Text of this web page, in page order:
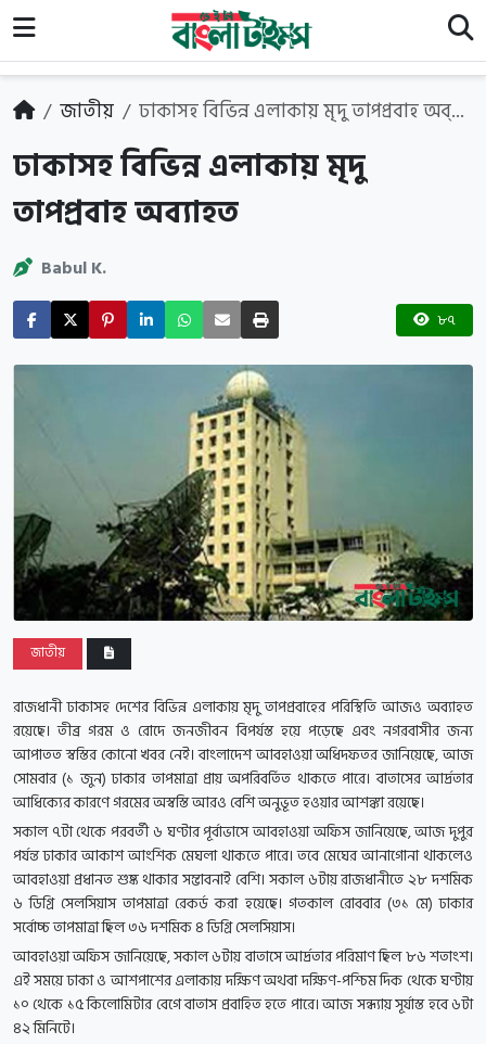
জাতীয় ঢাকাসহ বিভিন্ন এলাকায় মৃদু তাপপ্রবাহ অব্...
ঢাকাসহ বিভিন্ন এলাকায় মৃদু
তাপপ্রবাহ অব্যাহত
Babul K.
৮৭
জাতীয়
রাজধানী ঢাকাসহ দেশের বিভিন্ন এলাকায় মৃদু তাপপ্রবাহের পরিস্থিতি আজও অব্যাহত
রয়েছে। তীব্র গরম ও রোদে জনজীবন বিপর্যস্ত হয়ে পড়েছে এবং নগরবাসীর জন্য
আপাতত স্বস্তির কোনো খবর নেই।বাংলাদেশ আবহাওয়া অধিদফতর জানিয়েছে, আজ
সোমবার (১ জুন) ঢাকার তাপমাত্রা প্রায় অপরিবর্তিত থাকতে পারে। বাতাসের আর্দ্রতার
আধিক্যের কারণে গরমের অস্বস্তি আরও বেশি অনুভূত হওয়ার আশঙ্কা রয়েছে।
সকাল ৭টা থেকে পরবর্তী ৬ ঘণ্টার পূর্বাভাসে আবহাওয়া অফিস জানিয়েছে, আজ দুপুর
পর্যন্ত ঢাকার আকাশ আংশিক মেঘলা থাকতে পারে। তবে মেঘের আনাগোনা থাকলেও
আবহাওয়া প্রধানত শুষ্ক থাকার সম্ভাবনাই বেশি। সকাল ৬টায় রাজধানীতে ২৮ দশমিক
৬ ডিগ্রি সেলসিয়াস তাপমাত্রা রেকর্ড করা হয়েছে। গতকাল রোববার (৩১ মে) ঢাকার
সর্বোচ্চ তাপমাত্রা ছিল ৩৬ দশমিক ৪ ডিগ্রি সেলসিয়াস।
আবহাওয়া অফিস জানিয়েছে, সকাল ৬টায় বাতাসে আর্দ্রতার পরিমাণ ছিল ৮৬ শতাংশ।
এই সময়ে ঢাকা ও আশপাশের এলাকায় দক্ষিণ অথবা দক্ষিণ-পশ্চিম দিক থেকে ঘণ্টায়
১০ থেকে ১৫ কিলোমিটার বেগে বাতাস প্রবাহিত হতে পারে। আজ সন্ধ্যায় সূর্যাস্ত হবে ৬টা
৪২ মিনিটে।